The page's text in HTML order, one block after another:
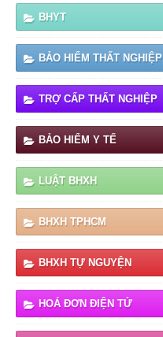
BHYT
BẢO HIỂM THẤT NGHIỆP
TRỢ CẤP THẤT NGHIỆP
BẢO HIỂM Y TẾ
LUẬT BHXH
BHXH TPHCM
BHXH TỰ NGUYỆN
HOÁ ĐƠN ĐIỆN TỬ